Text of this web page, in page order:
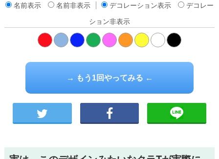
名前表示 名前非表示 デコレーション表示 デコレー
ション非表示
→ もう1回やってみる ←